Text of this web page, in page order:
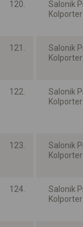
120.
Salonik
Kolporter
121.
Salonik
Kolporter
122.
Salonik
Kolporter
123.
Salonik
Kolporter
124.
Salonik
Kolporter